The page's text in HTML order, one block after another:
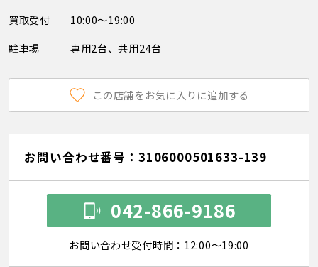
買取受付
10:00～19:00
駐車場
専用2台、共用24台
この店舗をお気に入りに追加する
お問い合わせ番号：3106000501633-139
042-866-9186
お問い合わせ受付時間：12:00～19:00